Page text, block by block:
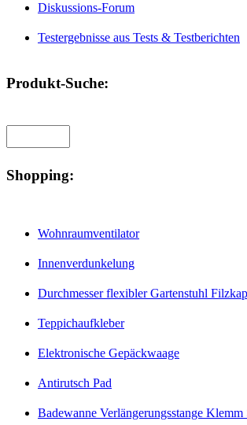
Diskussions-Forum
Testergebnisse aus Tests & Testberichten
Produkt-Suche:
Shopping:
Wohnraumventilator
Innenverdunkelung
Durchmesser flexibler Gartenstuhl
Teppichaufkleber
Elektronische Gepäckwaage
Antirutsch Pad
Badewanne Verlängerungsstange